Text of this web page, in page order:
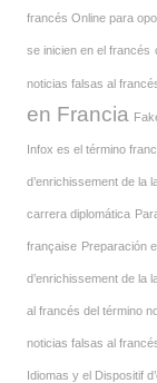
francés Online para
se inicien en el francés
noticias falsas al
en Francia
Infox es el término
d’enrichissement de la
carrera diplomática
française Preparación
d’enrichissement de la
al francés del término
noticias falsas al
Idiomas y el Dispositif